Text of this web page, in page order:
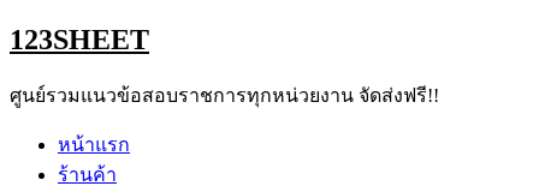
Skip
to
123SHEET
ศูนย์รวมแนวข้อสอบราชการทุกหน่วยงาน จัดส่งฟรี!!
หน้าแรก
ร้านค้า